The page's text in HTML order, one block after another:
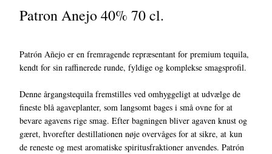
Patron Anejo 40% 70 cl.
Patrón Añejo er en fremragende repræsentant for premium tequila,
kendt for sin raffinerede runde, fyldige og komplekse smagsprofil.
Denne årgangstequila fremstilles ved omhyggeligt at udvælge de
fineste blå agaveplanter, som langsomt bages i små ovne for at
bevare agavens rige smag. Efter bagningen bliver agaven knust og
gæret, hvorefter destillationen nøje overvåges for at sikre, at kun
de reneste og mest aromatiske spiritusfraktioner anvendes. Patrón